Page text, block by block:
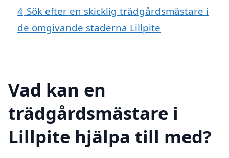
4 Sök efter en skicklig trädgårdsmästare i
de omgivande städerna Lillpite
Vad kan en
trädgårdsmästare i
Lillpite hjälpa till med?